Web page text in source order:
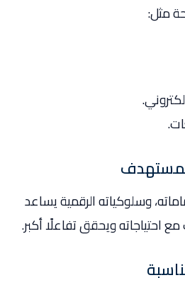
مثل:
وسلوكياته الرقمية يساعد
احتياجاته ويحقق تفاعلًا أكبر.